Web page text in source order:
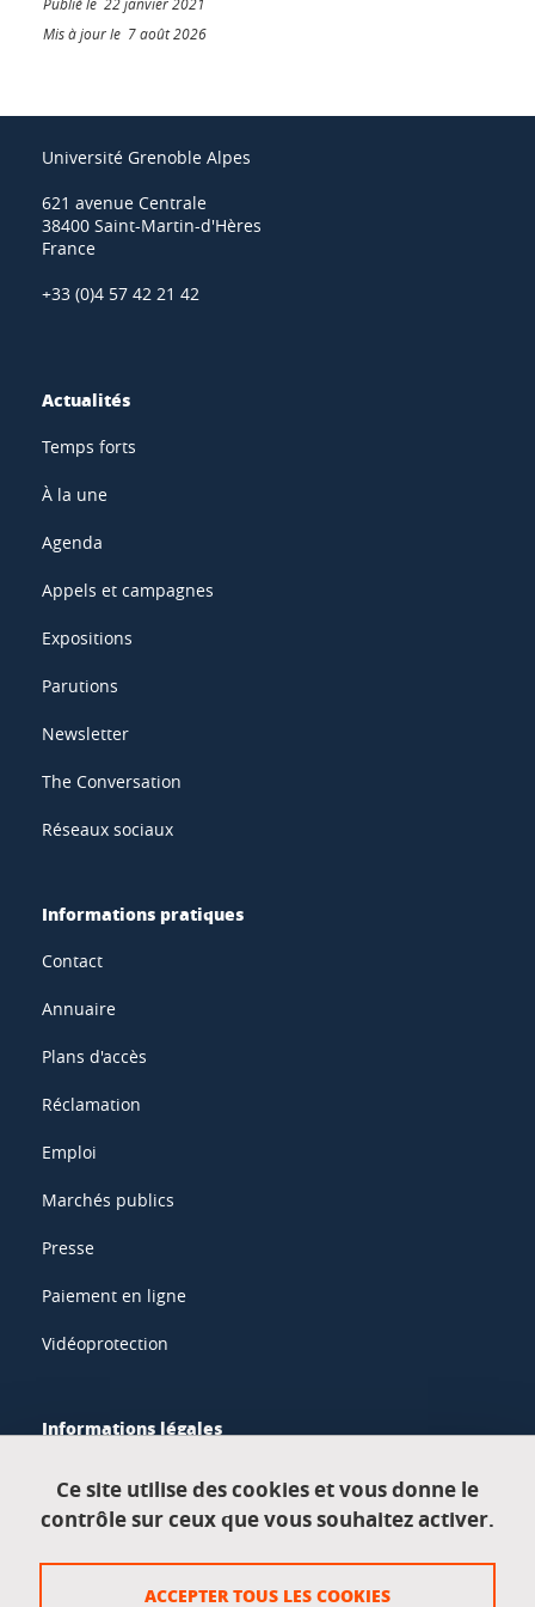
Mis à jour le 7 août 2026
Université Grenoble Alpes
621 avenue Centrale
38400 Saint-Martin-d'Hères
France
+33 (0)4 57 42 21 42
Actualités
Temps forts
À la une
Agenda
Appels et campagnes
Expositions
Parutions
Newsletter
The Conversation
Réseaux sociaux
Informations pratiques
Contact
Annuaire
Plans d'accès
Réclamation
Emploi
Marchés publics
Presse
Paiement en ligne
Vidéoprotection
Informations légales
Données personnelles
Crédits
Ce site utilise des cookies et vous donne le
contrôle sur ceux que vous souhaitez activer.
ACCEPTER TOUS LES COOKIES